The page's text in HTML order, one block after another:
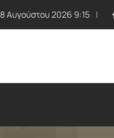
8 Αυγούστου 2026 9:15